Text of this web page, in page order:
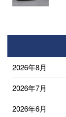
2026年8月
2026年7月
2026年6月